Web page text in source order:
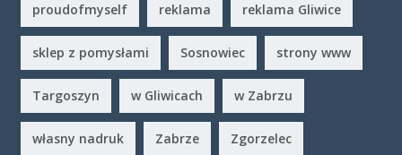
proudofmyself reklama reklama Gliwice
sklep z pomysłami Sosnowiec strony www
Targoszyn w Gliwicach w Zabrzu
własny nadruk Zabrze Zgorzelec